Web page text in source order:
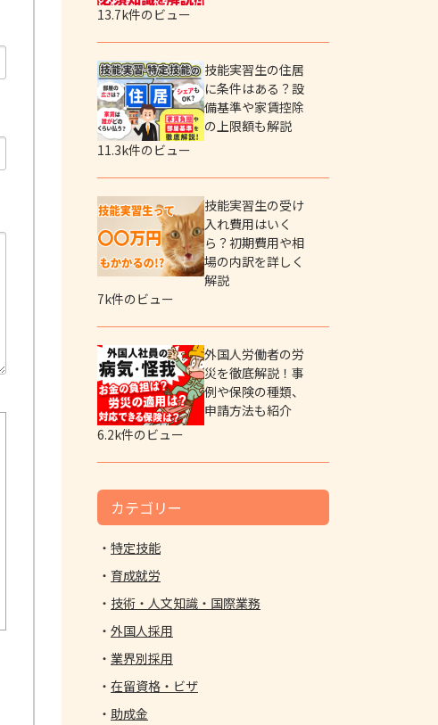
13.7k件のビュー
技能実習生の住居
に条件はある？設
備基準や家賃控除
の上限額も解説
11.3k件のビュー
技能実習生の受け
入れ費用はいく
ら？初期費用や相
場の内訳を詳しく
解説
7k件のビュー
外国人労働者の労
災を徹底解説！事
例や保険の種類、
申請方法も紹介
6.2k件のビュー
カテゴリー
特定技能
育成就労
技術・人文知識・国際業務
外国人採用
業界別採用
在留資格・ビザ
助成金